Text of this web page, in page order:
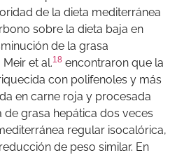
de la dieta mediterránea
sobre la dieta baja en
de la grasa
et al.18 encontraron que la
con polifenoles y más
en carne roja y procesada
grasa hepática dos veces
regular isocalórica,
de peso similar. En